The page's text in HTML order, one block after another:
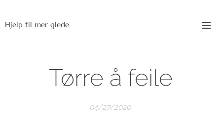
Hjelp til mer glede
Tørre å feile
04/27/2020